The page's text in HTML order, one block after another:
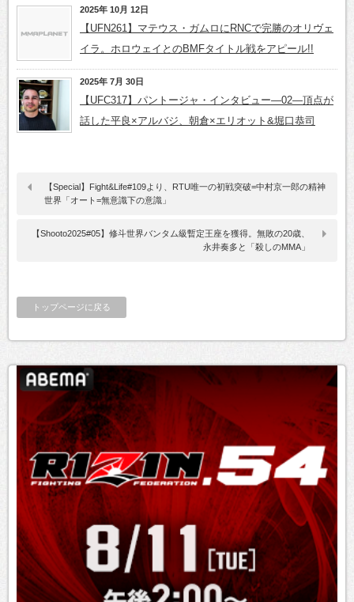
2025年 10月 12日
【UFN261】マテウス・ガムロにRNCで完勝のオリヴェ
イラ。ホロウェイとのBMFタイトル戦をアピール!!
2025年 7月 30日
【UFC317】パントージャ・インタビュー―02―頂点が
話した平良×アルバジ、朝倉×エリオット&堀口恭司
【Special】Fight&Life#109より、RTU唯一の初戦突破=中村京一郎の精神
世界「オート=無意識下の意識」
【Shooto2025#05】修斗世界バンタム級暫定王座を獲得。無敗の20歳、
永井奏多と「殺しのMMA」
トップページに戻る